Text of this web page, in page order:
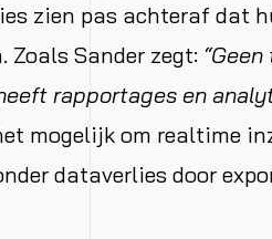
zien pas achteraf dat
Zoals Sander zegt:
rapportages en
mogelijk om realtime
dataverlies door